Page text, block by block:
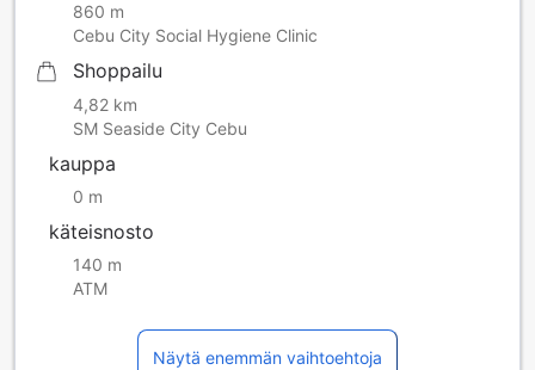
860 m
Cebu City Social Hygiene Clinic
Shoppailu
4,82 km
SM Seaside City Cebu
kauppa
0 m
käteisnosto
140 m
ATM
Näytä enemmän vaihtoehtoja